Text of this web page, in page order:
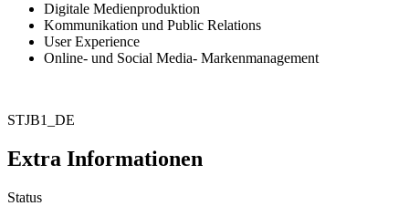
Digitale Medienproduktion
Kommunikation und Public Relations
User Experience
Online- und Social Media- Markenmanagement
STJB1_DE
Extra Informationen
Status